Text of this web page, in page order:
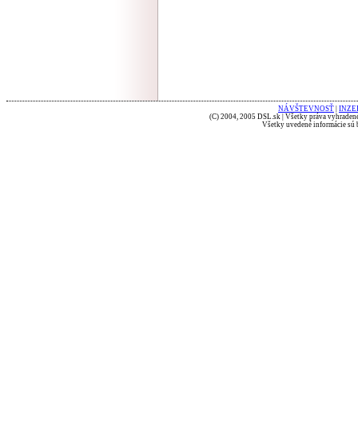
NÁVŠTEVNOSŤ
(C) 2004, 2005 DSL.sk | Všetky práva
Všetky uvedené informácie sú